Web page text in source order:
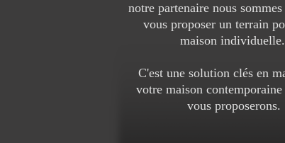
notre partenaire nous
vous proposer un terrain
maison individuelle.
C'est une solution clés en
votre maison contemporaine
vous proposerons.